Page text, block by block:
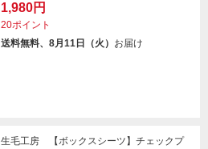
1,980円
20ポイント
送料無料、8月11日（火） お届け
生毛工房 【ボックスシーツ】チェックプ